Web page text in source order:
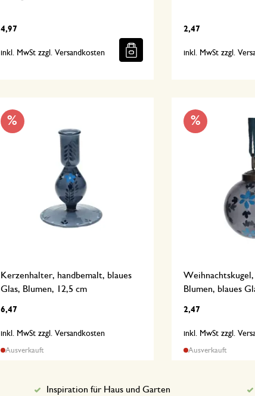
4,97
inkl. MwSt zzgl. Versandkosten
2,47
inkl. MwSt zzgl.
%
Kerzenhalter, handbemalt, blaues
Glas, Blumen, 12,5 cm
6,47
inkl. MwSt zzgl. Versandkosten
Ausverkauft
%
Blumen, blaues
2,47
inkl. MwSt zzgl.
Ausverkauft
Inspiration für Haus und Garten